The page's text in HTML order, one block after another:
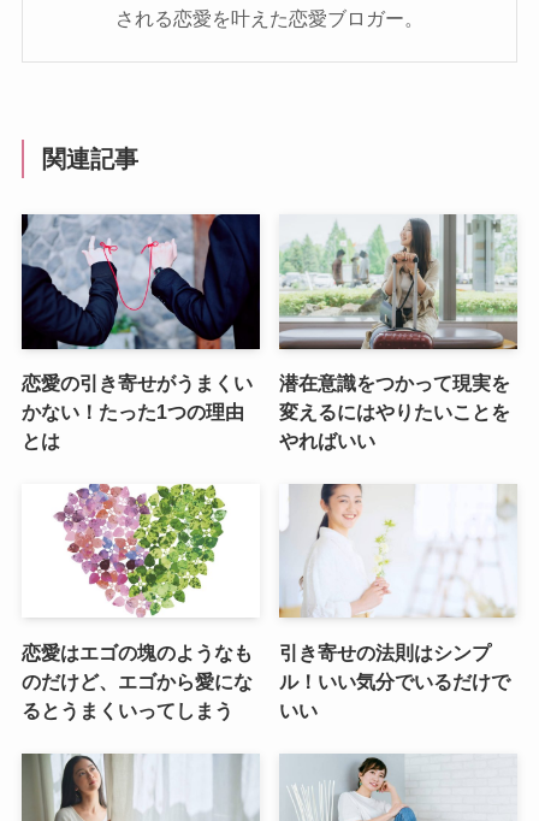
される恋愛を叶えた恋愛ブロガー。
関連記事
恋愛の引き寄せがうまくい
かない！たった1つの理由
とは
潜在意識をつかって現実を
変えるにはやりたいことを
やればいい
恋愛はエゴの塊のようなも
のだけど、エゴから愛にな
るとうまくいってしまう
引き寄せの法則はシンプ
ル！いい気分でいるだけで
いい